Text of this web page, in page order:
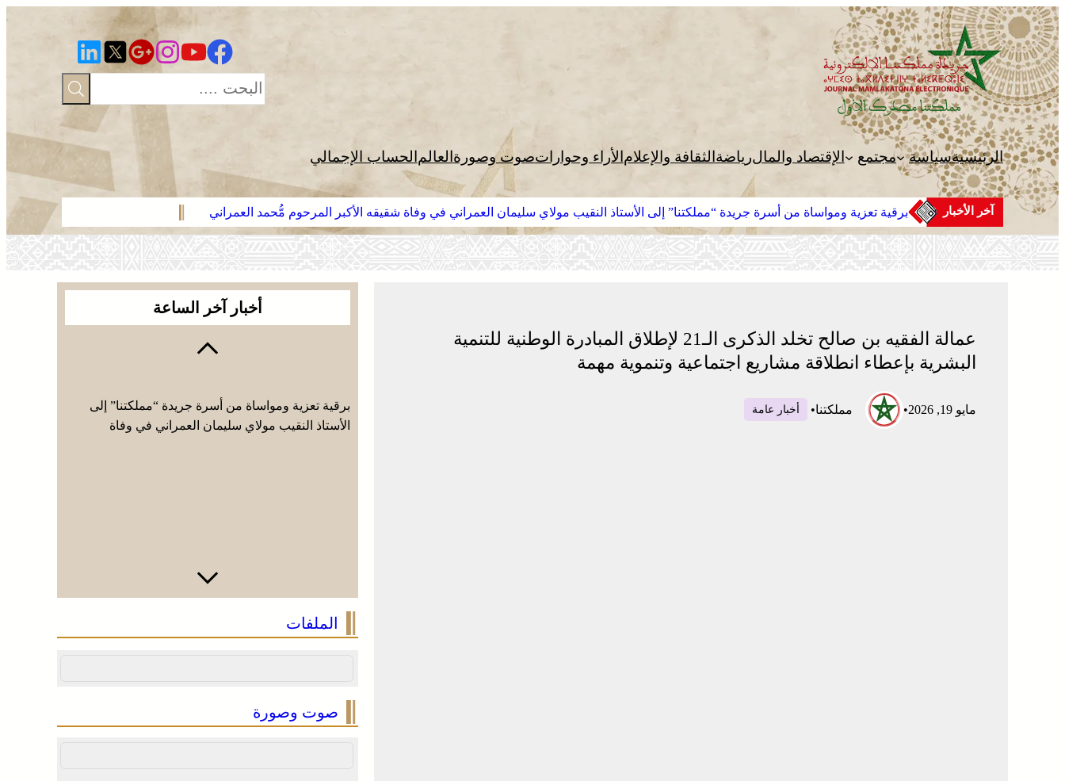
تخطى
إلى
المحتوى
الرئيسيةسياسة مجتمع الإقتصاد والمالرياضة الثقافة والإعلام الأراء وحواراتصوت وصورة العالم الحساب الإجمالي
آخر الأخبار برقية تعزية ومواساة من أسرة جريدة “مملكتنا” إلى الأستاذ النقيب مولاي سليمان العمراني في وفاة شقيقه الأكبر المرحوم مُّحمد العمراني العرائش ..
عمالة الفقيه بن صالح تخلد الذكرى الـ21 لإطلاق المبادرة الوطنية للتنمية
البشرية بإعطاء انطلاقة مشاريع اجتماعية وتنموية مهمة
مايو 19, 2026 • مملكتنا• أخبار عامة
أخبار آخر الساعة
برقية تعزية ومواساة من أسرة جريدة “مملكتنا” إلى
الأستاذ النقيب مولاي سليمان العمراني في وفاة
الملفات
صوت وصورة